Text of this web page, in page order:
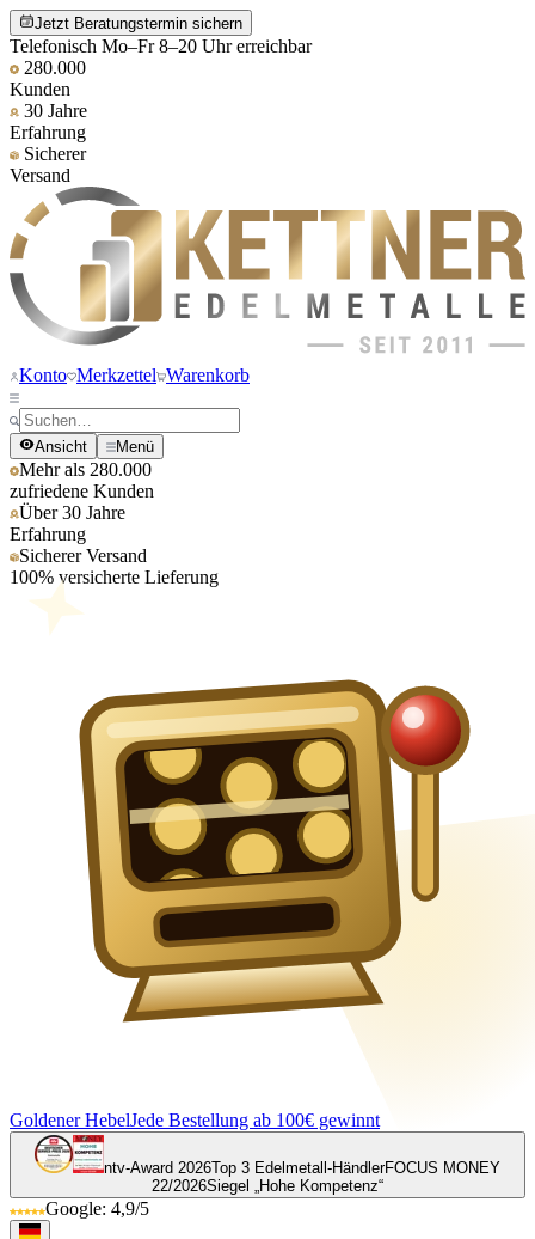
Jetzt Beratungstermin sichern
Telefonisch Mo–Fr 8–20 Uhr erreichbar
280.000
Kunden
30 Jahre
Erfahrung
Sicherer
Versand
Konto Merkzettel Warenkorb
Ansicht Menü
Mehr als 280.000
zufriedene Kunden
Über 30 Jahre
Erfahrung
Sicherer Versand
100% versicherte Lieferung
Goldener HebelJede Bestellung ab 100€ gewinnt
ntv-Award 2026Top 3 Edelmetall-HändlerFOCUS MONEY
22/2026Siegel „Hohe Kompetenz“
Google: 4,9/5